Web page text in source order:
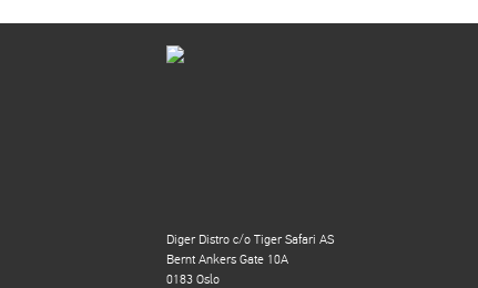
Diger Distro c/o Tiger Safari AS
Bernt Ankers Gate 10A
0183 Oslo